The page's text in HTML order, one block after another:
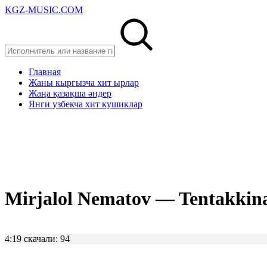
KGZ-MUSIC.COM
Главная
Жаны кыргызча хит ырлар
Жаңа қазақша әндер
Янги узбекча хит кушиклар
Mirjalol Nematov —
4:19 скачали: 94